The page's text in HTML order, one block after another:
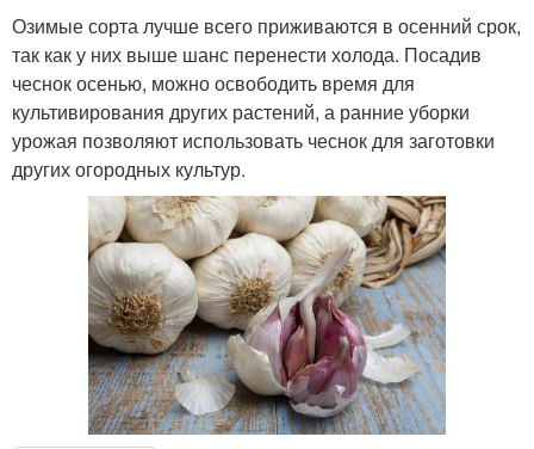
Озимые сорта лучше всего приживаются в осенний срок,
так как у них выше шанс перенести холода. Посадив
чеснок осенью, можно освободить время для
культивирования других растений, а ранние уборки
урожая позволяют использовать чеснок для заготовки
других огородных культур.